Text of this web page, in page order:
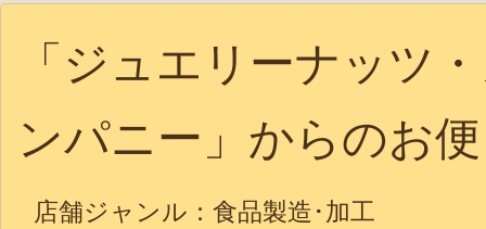
「ジュエリーナッツ
ンパニー」からのお
店舗ジャンル： 食品製造･加工